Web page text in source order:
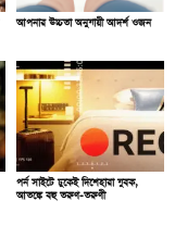
আপনার উচ্চতা অনুযায়ী আদর্শ ওজন
পর্ন সাইটে ঢুকেই দিশেহারা যুবক,
আতঙ্কে বহু তরুণ-তরুণী